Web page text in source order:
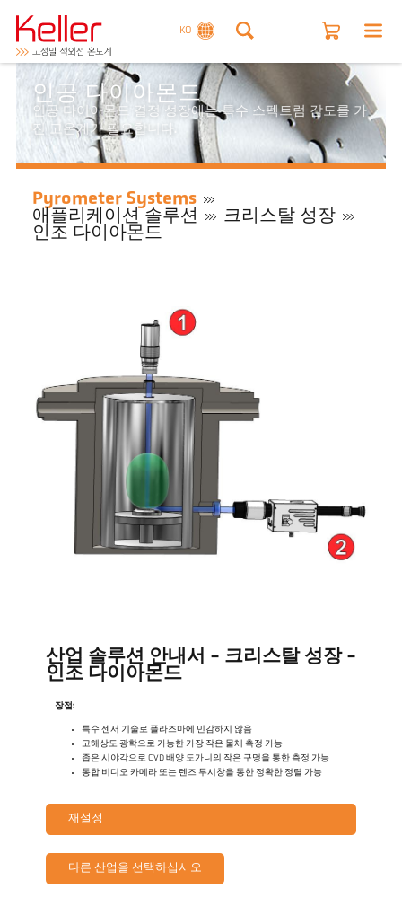
KO
인공 다이아몬드
인공 다이아몬드 결정 성장에는 특수 스펙트럼 감도를 가
진 고온계가 필요합니다.
Pyrometer Systems
애플리케이션 솔루션
크리스탈 성장
인조 다이아몬드
산업 솔루션 안내서 - 크리스탈 성장 -
인조 다이아몬드
장점:
특수 센서 기술로 플라즈마에 민감하지 않음
고해상도 광학으로 가능한 가장 작은 물체 측정 가능
좁은 시야각으로 CVD 배양 도가니의 작은 구멍을 통한 측정 가능
통합 비디오 카메라 또는 렌즈 투시창을 통한 정확한 정렬 가능
재설정
다른 산업을 선택하십시오